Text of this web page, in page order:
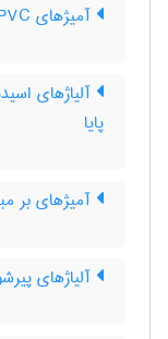
آمیژهای ABS-PVC
آلیاژهای
پایا
آمیژهای بر
آلیاژهای